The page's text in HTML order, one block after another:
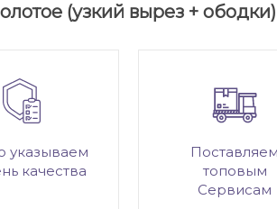
(узкий вырез + ободки)
указываем
качества
Поставляем
топовым
Сервисам